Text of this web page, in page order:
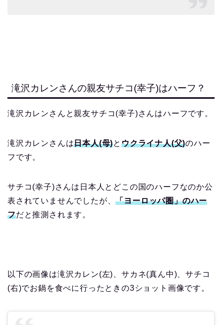
滝沢カレンさんの親友サチコ(幸子)はハーフ？
滝沢カレンさんと親友サチコ(幸子)さんはハーフです。
滝沢カレンさんは日本人(母)とウクライナ人(父)のハー
フです。
サチコ(幸子)さんは日本人とどこの国のハーフなのか公
表されていませんでしたが、「ヨーロッパ圏」のハー
フだと推測されます。
以下の画像は滝沢カレン(左)、サカネ(真ん中)、サチコ
(右)でお鍋を食べに行ったときの3ショット画像です。